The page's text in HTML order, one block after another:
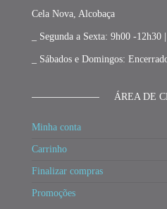
Cela Nova, Alcobaça
_ Segunda a Sexta: 9h00 -12h30
_ Sábados e Domingos:
ÁREA DE
Minha conta
Carrinho
Finalizar compras
Promoções